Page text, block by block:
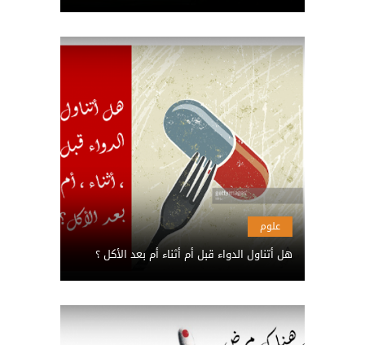
علوم
هل أتناول الدواء قبل أم أثناء أم بعد الأكل ؟